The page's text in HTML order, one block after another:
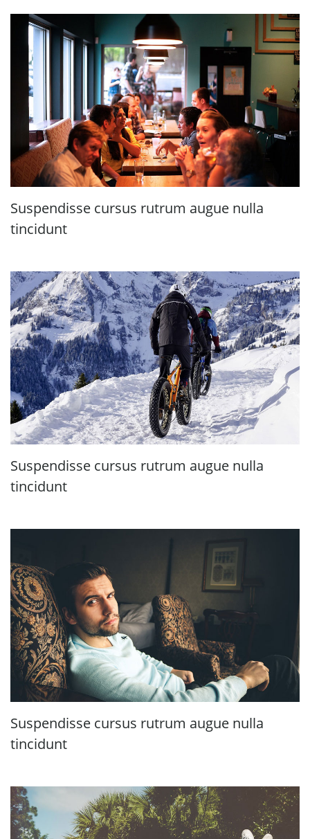
Suspendisse cursus rutrum augue nulla
tincidunt
Suspendisse cursus rutrum augue nulla
tincidunt
Suspendisse cursus rutrum augue nulla
tincidunt